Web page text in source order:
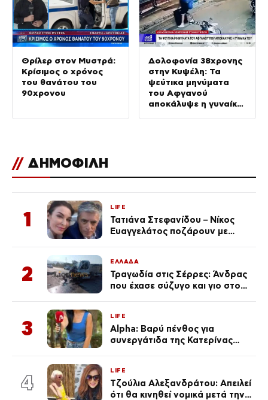
Θρίλερ στον Μυστρά:
Κρίσιμος ο χρόνος
του θανάτου του
90χρονου
Δολοφονία 38χρονης
στην Κυψέλη: Τα
ψεύτικα μηνύματα
του Αφγανού
αποκάλυψε η γυναίκα
// ΔΗΜΟΦΙΛΗ
1
LIFE
Τατιάνα Στεφανίδου – Νίκος
Ευαγγελάτος ποζάρουν με
2
ΕΛΛΑΔΑ
Τραγωδία στις Σέρρες: Άνδρας
που έχασε σύζυγο και γιο στο
3
LIFE
Alpha: Βαρύ πένθος για
συνεργάτιδα της Κατερίνας
του Θεού»
4
LIFE
Τζούλια Αλεξανδράτου: Απειλεί
ότι θα κινηθεί νομικά μετά την